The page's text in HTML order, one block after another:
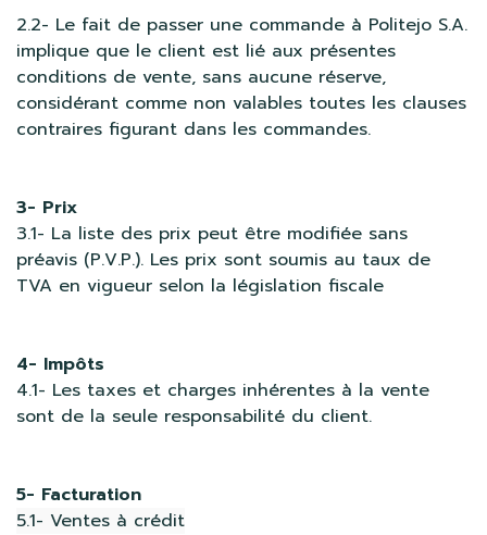
2.2- Le fait de passer une commande à Politejo S.A.
implique que le client est lié aux présentes
conditions de vente, sans aucune réserve,
considérant comme non valables toutes les clauses
contraires figurant dans les commandes.
3- Prix
3.1- La liste des prix peut être modifiée sans
préavis (P.V.P.). Les prix sont soumis au taux de
TVA en vigueur selon la législation fiscale
4- Impôts
4.1- Les taxes et charges inhérentes à la vente
sont de la seule responsabilité du client.
5- Facturation
5.1- Ventes à crédit